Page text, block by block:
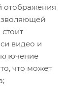
видео и
что может